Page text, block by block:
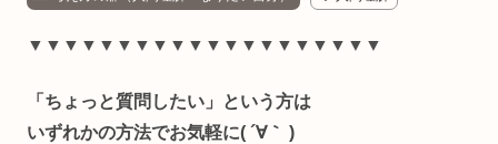
e
o
e i y
i
▼▼▼▼▼▼▼▼▼▼▼▼▼▼▼▼▼▼▼▼
「ちょっと質問したい」という方は
いずれかの方法でお気軽に( ´∀｀ )